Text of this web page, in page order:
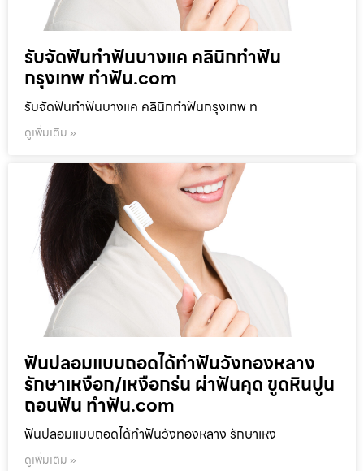
รับจัดฟันทำฟันบางแค คลินิกทำฟัน
กรุงเทพ ทำฟัน.com
รับจัดฟันทำฟันบางแค คลินิกทำฟันกรุงเทพ ท
ดูเพิ่มเติม »
ฟันปลอมแบบถอดได้ทำฟันวังทองหลาง
รักษาเหงือก/เหงือกร่น ผ่าฟันคุด ขูดหินปูน
ถอนฟัน ทำฟัน.com
ฟันปลอมแบบถอดได้ทำฟันวังทองหลาง รักษาเหง
ดูเพิ่มเติม »